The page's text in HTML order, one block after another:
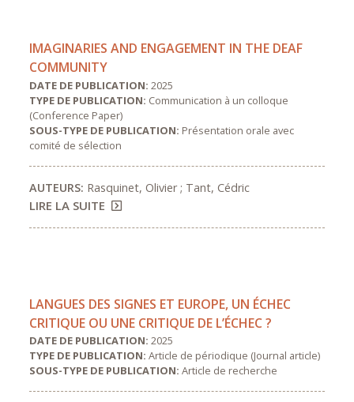
IMAGINARIES AND ENGAGEMENT IN THE DEAF
COMMUNITY
DATE DE PUBLICATION:2025
TYPE DE PUBLICATION: Communication à un colloque
(Conference Paper)
SOUS-TYPE DE PUBLICATION: Présentation orale avec
comité de sélection
AUTEURS: Rasquinet, Olivier ; Tant, Cédric
LIRE LA SUITE
LANGUES DES SIGNES ET EUROPE, UN ÉCHEC
CRITIQUE OU UNE CRITIQUE DE L’ÉCHEC ?
DATE DE PUBLICATION:2025
TYPE DE PUBLICATION:Article de périodique (Journal article)
SOUS-TYPE DE PUBLICATION:Article de recherche